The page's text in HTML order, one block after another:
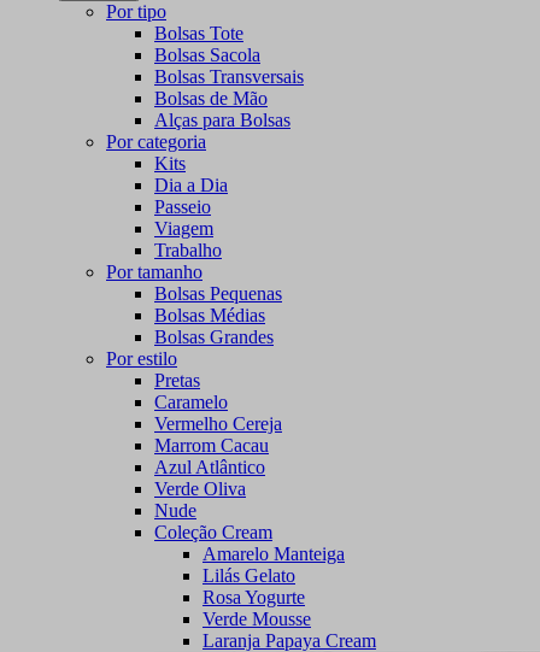
Por tipo
Bolsas Tote
Bolsas Sacola
Bolsas Transversais
Bolsas de Mão
Alças para Bolsas
Por categoria
Kits
Dia a Dia
Passeio
Viagem
Trabalho
Por tamanho
Bolsas Pequenas
Bolsas Médias
Bolsas Grandes
Por estilo
Pretas
Caramelo
Vermelho Cereja
Marrom Cacau
Azul Atlântico
Verde Oliva
Nude
Coleção Cream
Amarelo Manteiga
Lilás Gelato
Rosa Yogurte
Verde Mousse
Laranja Papaya Cream